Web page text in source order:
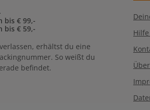
bis € 99,-
bis € 59,-
erhältst du eine
So weißt du
befindet.
Hilfe